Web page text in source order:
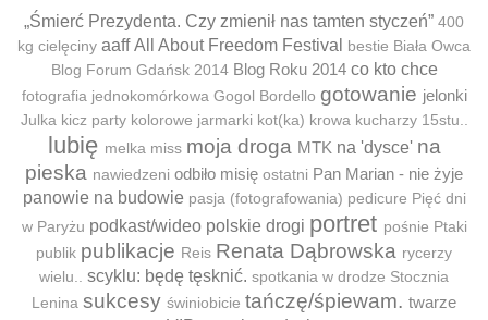
„Śmierć Prezydenta. Czy zmienił nas tamten styczeń” 400
kg cielęciny aaff All About Freedom Festival bestie Biała Owca
Blog Forum Gdańsk 2014 Blog Roku 2014 co kto chce
fotografia jednokomórkowa Gogol Bordello gotowanie jelonki
Julka kicz party kolorowe jarmarki kot(ka) krowa kucharzy 15stu..
lubię melka miss moja droga MTK na 'dysce' na
pieska nawiedzeni odbiło misię ostatni Pan Marian - nie żyje
panowie na budowie pasja (fotografowania) pedicure Pięć dni
w Paryżu podkast/wideo polskie drogi portret pośnie Ptaki
publik publikacje Reis Renata Dąbrowska rycerzy
wielu.. scyklu: będę tęsknić. spotkania w drodze Stocznia
Lenina sukcesy świniobicie tańczę/śpiewam. twarze